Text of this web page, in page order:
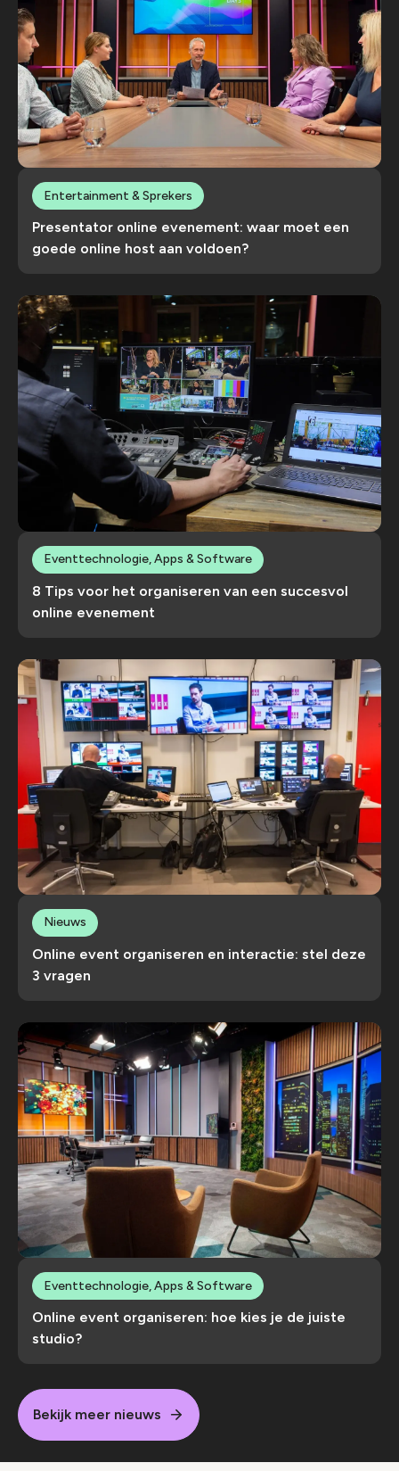
Presentator online evenement: waar moet een
goede online host aan voldoen?
Entertainment & Sprekers
8 Tips voor het organiseren van een succesvol
online evenement
Eventtechnologie, Apps & Software
Online event organiseren en interactie: stel deze
3 vragen
Nieuws
Online event organiseren: hoe kies je de juiste
studio?
Eventtechnologie, Apps & Software
Bekijk meer nieuws